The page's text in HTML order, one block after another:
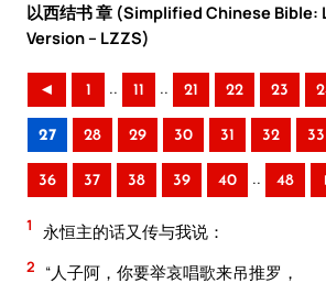
以西结书 章 (Simplified Chinese Bible:
Version – LZZS)
◄ 1 .. 11 .. 21 22 23
27 28 29 30 31 32 33
36 37 38 39 40 .. 48
1 永恒主的话又传与我说：
2 “人子阿，你要举哀唱歌来吊推罗，